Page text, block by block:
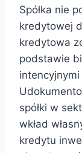
Spółka nie
kredytowej
kredytowa
podstawie
spółki w
wkład
kredytu